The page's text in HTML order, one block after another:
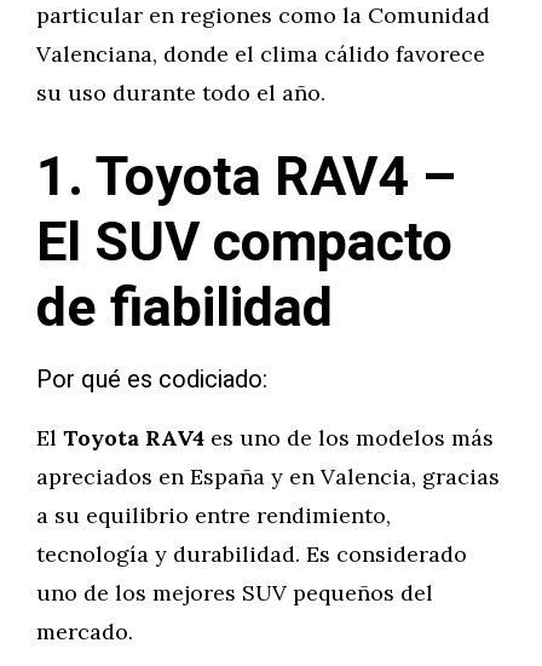
particular en regiones como la Comunidad
Valenciana, donde el clima cálido favorece
su uso durante todo el año.
1. Toyota RAV4 –
El SUV compacto
de fiabilidad
Por qué es codiciado:
El Toyota RAV4 es uno de los modelos más
apreciados en España y en Valencia, gracias
a su equilibrio entre rendimiento,
tecnología y durabilidad. Es considerado
uno de los mejores SUV pequeños del
mercado.